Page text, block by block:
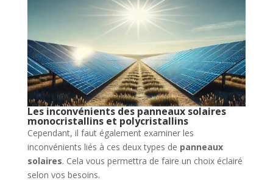
Les inconvénients des panneaux solaires
monocristallins et polycristallins
Cependant, il faut également examiner les
inconvénients liés à ces deux types de panneaux
solaires. Cela vous permettra de faire un choix éclairé
selon vos besoins.